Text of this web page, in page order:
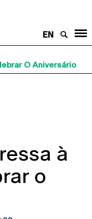
EN
O Aniversário
à
o